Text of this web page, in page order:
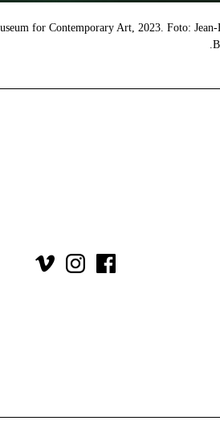
for Contemporary Art, 2023. Foto: Jean-